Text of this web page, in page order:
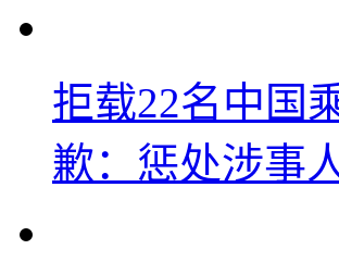
拒载22名中国
歉：惩处涉事